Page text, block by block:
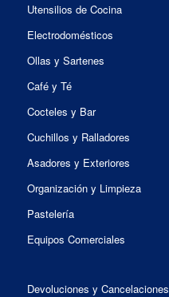
Utensilios de Cocina
Electrodomésticos
Ollas y Sartenes
Café y Té
Cocteles y Bar
Cuchillos y Ralladores
Asadores y Exteriores
Organización y Limpieza
Pastelería
Equipos Comerciales
Devoluciones y Cancelaciones